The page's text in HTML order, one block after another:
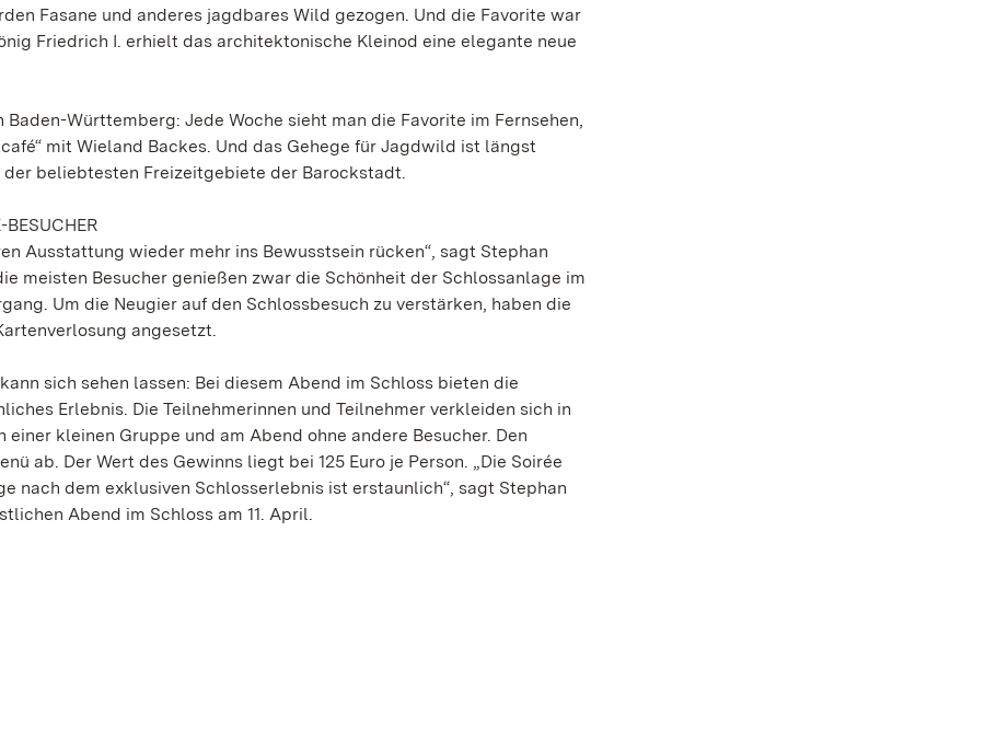
Fasane und anderes jagdbares Wild gezogen. Und die Favorite war
Friedrich I. erhielt das architektonische Kleinod eine elegante neue
Württemberg: Jede Woche sieht man die Favorite im Fernsehen,
mit Wieland Backes. Und das Gehege für Jagdwild ist längst
beliebtesten Freizeitgebiete der Barockstadt.
BESUCHER
Ausstattung wieder mehr ins Bewusstsein rücken“, sagt Stephan
meisten Besucher genießen zwar die Schönheit der Schlossanlage im
Um die Neugier auf den Schlossbesuch zu verstärken, haben die
angesetzt.
sich sehen lassen: Bei diesem Abend im Schloss bieten die
Erlebnis. Die Teilnehmerinnen und Teilnehmer verkleiden sich in
kleinen Gruppe und am Abend ohne andere Besucher. Den
ab. Der Wert des Gewinns liegt bei 125 Euro je Person. „Die Soirée
nach dem exklusiven Schlosserlebnis ist erstaunlich“, sagt Stephan
Abend im Schloss am 11. April.